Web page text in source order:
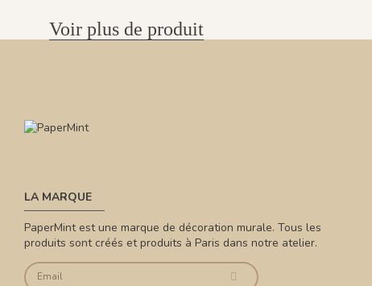
Voir plus de produit
LA MARQUE
PaperMint est une marque de décoration murale. Tous les
produits sont créés et produits à Paris dans notre atelier.